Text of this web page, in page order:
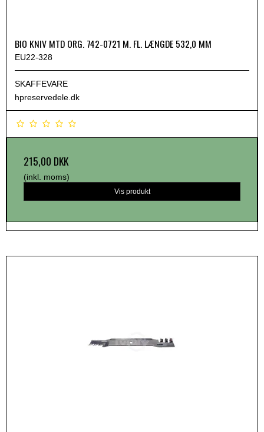
BIO KNIV MTD ORG. 742-0721 M. FL. LÆNGDE 532,0 MM
EU22-328
SKAFFEVARE
hpreservedele.dk
215,00 DKK
(inkl. moms)
Vis produkt